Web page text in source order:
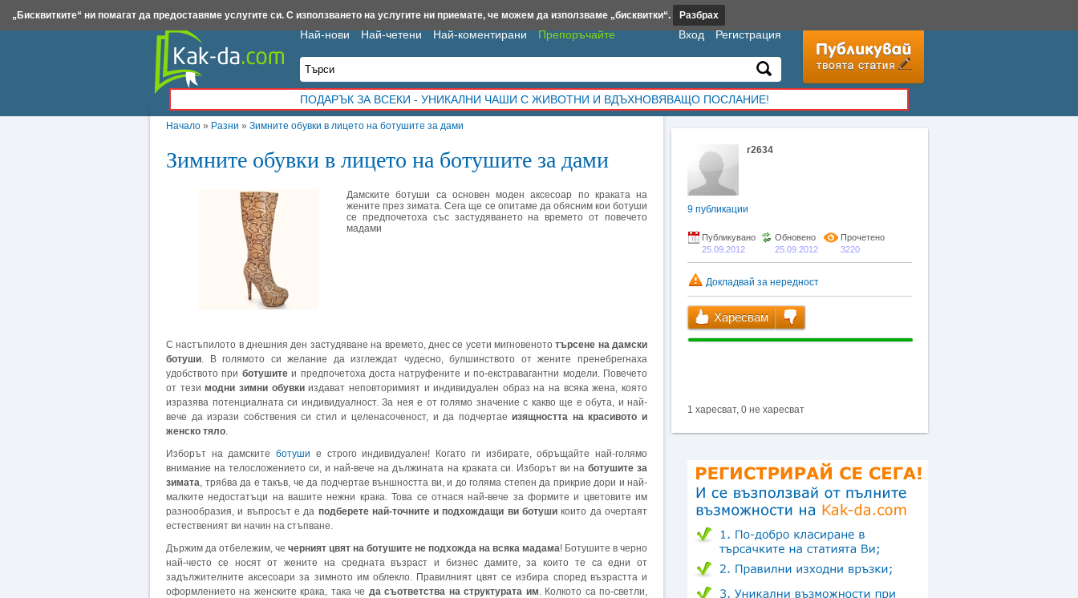
Начало » Разни » Зимните обувки в лицето на ботушите за дами
Зимните обувки в лицето на ботушите за дами
Дамските ботуши са основен моден аксесоар по краката на
жените през зимата. Сега ще се опитаме да обясним кои ботуши
се предпочетоха със застудяването на времето от повечето
мадами
С настъпилото в днешния ден застудяване на времето, днес се усети мигновенототърсене на дамски
ботуши. В голямото си желание да изглеждат чудесно, булшинството от жените пренебрегнаха
удобството при ботушитеи предпочетоха доста натруфените и по-екстравагантни модели. Повечето
от тезимодни зимни обувкииздават неповторимият и индивидуален образ на на всяка жена, която
изразява потенциалната си индивидуалност. За нея е от голямо значение с какво ще е обута, и най-
вече да изрази собствения си стил и целенасоченост, и да подчертаеизящността на красивото и
женско тяло.
Изборът на дамскитеботуши е строго индивидуален! Когато ги избирате, обръщайте най-голямо
внимание на телосложението си, и най-вече на дължината на краката си. Изборът ви на ботушите за
зимата, трябва да е такъв, че да подчертае външността ви, и до голяма степен да прикрие дори и най-
малките недостатъци на вашите нежни крака. Това се отнася най-вече за формите и цветовите им
разнообразия, и въпросът е да подберете най-точните и подхождащи ви ботуши които да очертаят
естественият ви начин на стъпване.
Държим да отбележим, че черният цвят на ботушите не подхожда на всяка мадама! Ботушите в черно
най-често се носят от жените на средната възраст и бизнес дамите, за които те са едни от
задължителните аксесоари за зимното им облекло. Правилният цвят се избира според възрастта и
оформлението на женските крака, така че да съответства на структурата им. Колкото са по-светли,
r2634
9 публикации
Публикувано
25.09.2012
Обновено
25.09.2012
Прочетено
3220
Докладвай за нередност
Харесвам
1 харесват, 0 не харесват
Най-нови Най-четени Най-коментирани Препоръчайте Вход Регистрация
ПОДАРЪК ЗА ВСЕКИ - УНИКАЛНИ ЧАШИ С ЖИВОТНИ И ВДЪХНОВЯВАЩО ПОСЛАНИЕ!
Insert.bg Framar.bg Kak-da.com Iztochnik.com BauBau.bg NewAge.bg
„Бисквитките“ ни помагат да предоставяме услугите си. С използването на услугите ни приемате, че можем да използваме „бисквитки“. Разбрах